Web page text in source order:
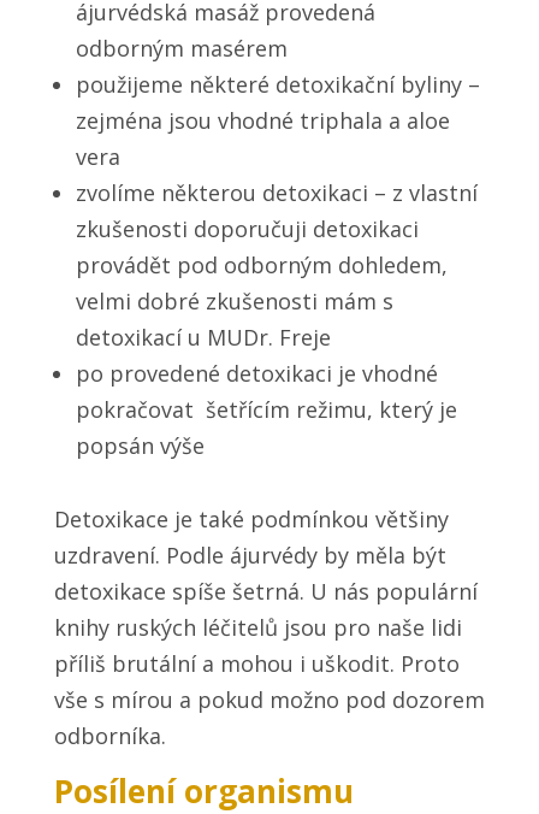
ájurvédská masáž provedená
odborným masérem
použijeme některé detoxikační byliny –
zejména jsou vhodné triphala a aloe
vera
zvolíme některou detoxikaci – z vlastní
zkušenosti doporučuji detoxikaci
provádět pod odborným dohledem,
velmi dobré zkušenosti mám s
detoxikací u MUDr. Freje
po provedené detoxikaci je vhodné
pokračovat šetřícím režimu, který je
popsán výše
Detoxikace je také podmínkou většiny
uzdravení. Podle ájurvédy by měla být
detoxikace spíše šetrná. U nás populární
knihy ruských léčitelů jsou pro naše lidi
příliš brutální a mohou i uškodit. Proto
vše s mírou a pokud možno pod dozorem
odborníka.
Posílení organismu